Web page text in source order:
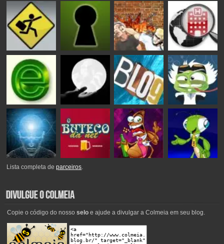
Lista completa deparceiros.
Copie o código do nosso seloe ajude a divulgar a Colmeia em seu blog.